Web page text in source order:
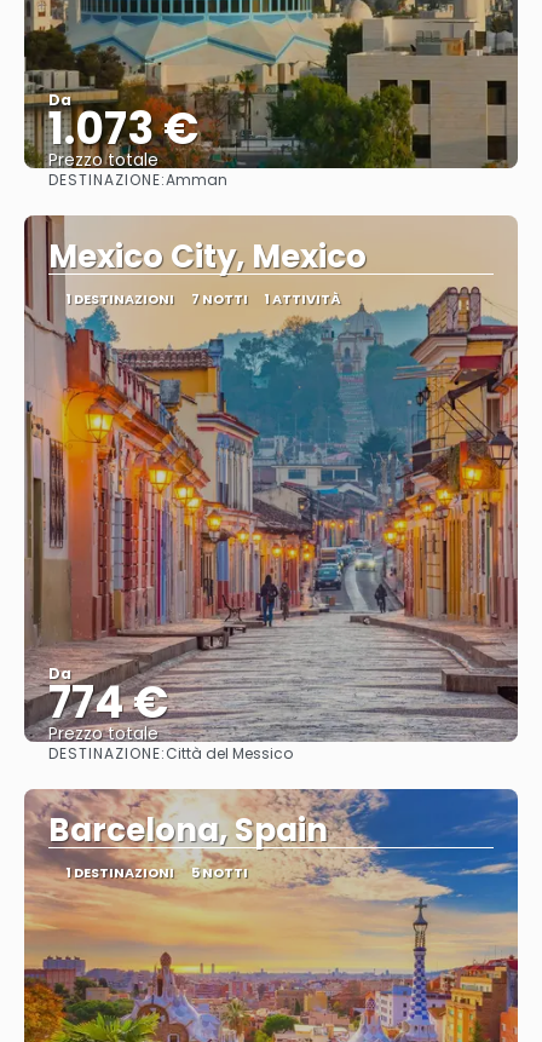
Da
1.073 €
Prezzo totale
DESTINAZIONE:Amman
Mexico City, Mexico
1 DESTINAZIONI 7 NOTTI 1 ATTIVITÀ
Da
774 €
Prezzo totale
Vedere
DESTINAZIONE:Città del Messico
Barcelona, Spain
1 DESTINAZIONI 5 NOTTI